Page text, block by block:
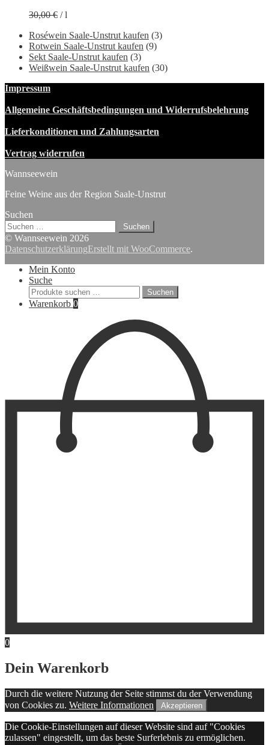
30,00€ /l
Roséwein Saale-Unstrut kaufen (3)
Rotwein Saale-Unstrut kaufen (9)
Sekt Saale-Unstrut kaufen (3)
Weißwein Saale-Unstrut kaufen (30)
Impressum
Allgemeine Geschäftsbedingungen und Widerrufsbelehrung
Lieferkonditionen und Zahlungsarten
Vertrag widerrufen
Wannseewein
Feine Weine aus der Region Saale-Unstrut
Suchen
Suchen
nach:
© Wannseewein 2026
DatenschutzerklärungErstellt mit WooCommerce.
Mein Konto
Suche
Suchen
nach:
Suchen
Warenkorb 0
0
Dein Warenkorb
Durch die weitere Nutzung der Seite stimmst du der Verwendung
von Cookies zu. Weitere Informationen Akzeptieren
Die Cookie-Einstellungen auf dieser Website sind auf "Cookies
zulassen" eingestellt, um das beste Surferlebnis zu ermöglichen.